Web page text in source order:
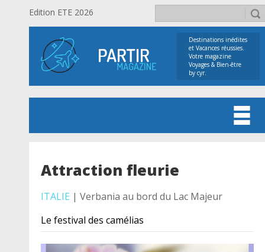
Edition ETE 2026
Destinations inédites
et Vacances réussies.
Votre magazine
Voyages & Bien-être
by cyr.
Attraction fleurie
ITALIE | Verbania au bord du Lac Majeur
Le festival des camélias